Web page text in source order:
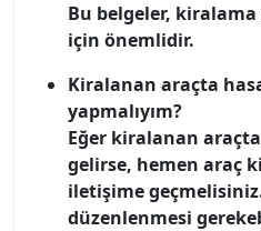
Bu belgeler,
için önemlidir.
Kiralanan araçta
yapmalıyım?
Eğer kiralanan
gelirse, hemen araç
iletişime
düzenlenmesi